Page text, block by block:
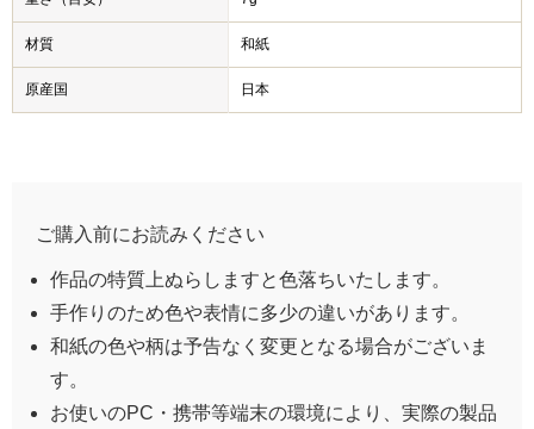
材質 和紙
原産国 日本
ご購入前にお読みください
作品の特質上ぬらしますと色落ちいたします。
手作りのため色や表情に多少の違いがあります。
和紙の色や柄は予告なく変更となる場合がございま
す。
お使いのPC・携帯等端末の環境により、実際の製品